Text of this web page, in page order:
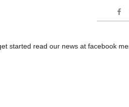
started read our news at facebook